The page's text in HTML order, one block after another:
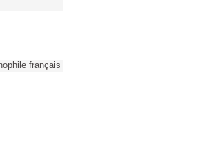
français